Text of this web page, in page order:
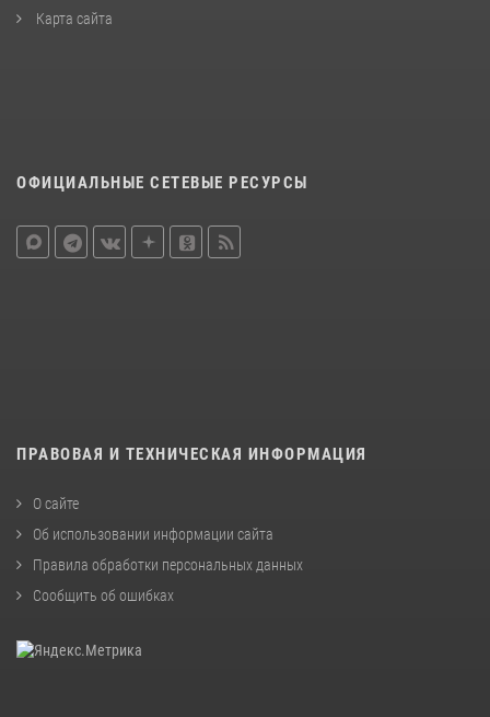
Карта сайта
ОФИЦИАЛЬНЫЕ СЕТЕВЫЕ РЕСУРСЫ
ПРАВОВАЯ И ТЕХНИЧЕСКАЯ ИНФОРМАЦИЯ
О сайте
Об использовании информации сайта
Правила обработки персональных данных
Сообщить об ошибках